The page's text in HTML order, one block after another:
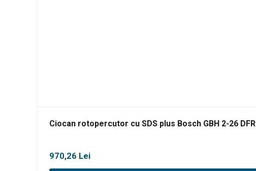
Ciocan rotopercutor cu SDS plus Bosch GBH 2-26 DFR
970,26 Lei